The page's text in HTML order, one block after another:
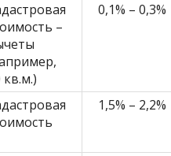
–
кв.м.)
0,1% – 0,3%
1,5% – 2,2%